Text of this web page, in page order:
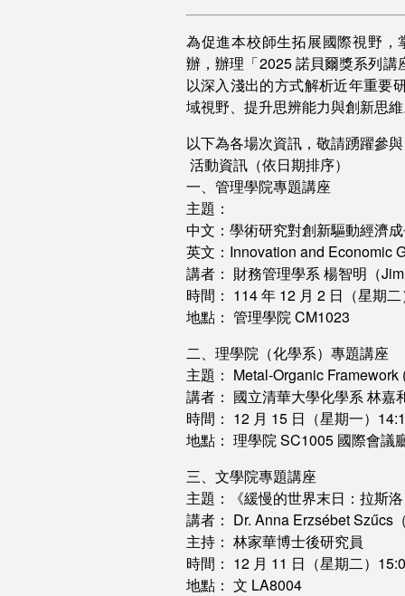
為促進本校師生拓展國際視野
辦，辦理「2025 諾貝爾獎系列
以深入淺出的方式解析近年重要
域視野、提升思辨能力與創新思
以下為各場次資訊，敬請踴躍參
活動資訊（依日期排序）
一、管理學院專題講座
主題：
中文：學術研究對創新驅動經濟
英文：Innovation and Economic
講者： 財務管理學系 楊智明（
時間： 114 年 12 月 2 日（星期
地點： 管理學院 CM1023
二、理學院（化學系）專題講座
主題： Metal-Organic
講者： 國立清華大學化學系 林嘉
時間： 12 月 15 日（星期一）
地點： 理學院 SC1005 國際會議
三、文學院專題講座
主題：《緩慢的世界末日：拉斯
講者： Dr. Anna Erzsébet Szűcs
主持： 林家華博士後研究員
時間： 12 月 11 日（星期二）
地點： 文 LA8004